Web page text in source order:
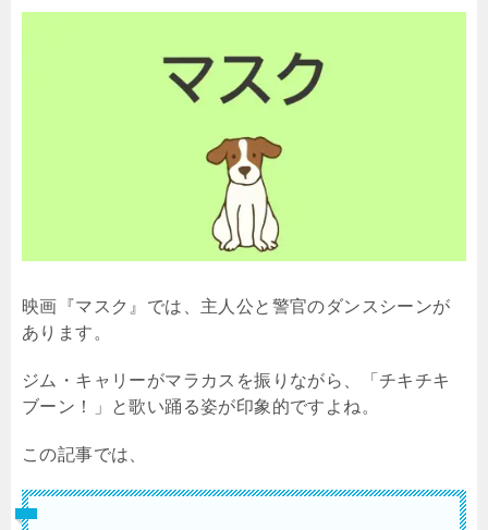
映画『マスク』では、主人公と警官のダンスシーンが
あります。
ジム・キャリーがマラカスを振りながら、「チキチキ
ブーン！」と歌い踊る姿が印象的ですよね。
この記事では、